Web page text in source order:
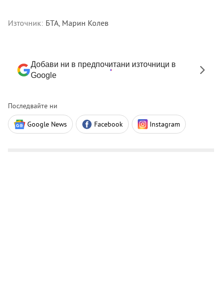
Източник: БТА, Марин Колев
Добави ни в предпочитани източници в
Google
Последвайте ни
Google News Facebook Instagram